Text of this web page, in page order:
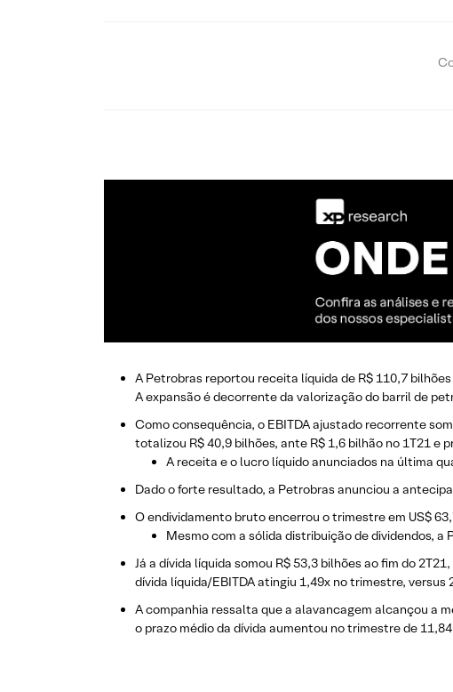
A Petrobras reportou receita líquida de R$ 110,7
A expansão é decorrente da valorização do barril de
Como consequência, o EBITDA ajustado recorrente
totalizou R$ 40,9 bilhões, ante R$ 1,6 bilhão no 1T21 e
A receita e o lucro líquido anunciados na última
Dado o forte resultado, a Petrobras anunciou a
O endividamento bruto encerrou o trimestre em US$
Mesmo com a sólida distribuição de dividendos,
Já a dívida líquida somou R$ 53,3 bilhões ao fim do
dívida líquida/EBITDA atingiu 1,49x no trimestre, versus
A companhia ressalta que a alavancagem alcançou a
o prazo médio da dívida aumentou no trimestre de